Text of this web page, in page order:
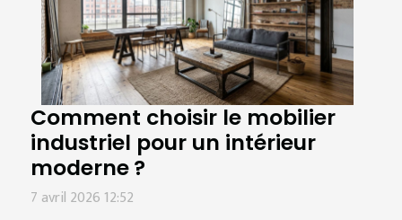
Comment choisir le mobilier
industriel pour un intérieur
moderne ?
7 avril 2026 12:52